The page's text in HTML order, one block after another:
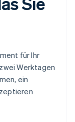
für Ihr
Werktagen
ein